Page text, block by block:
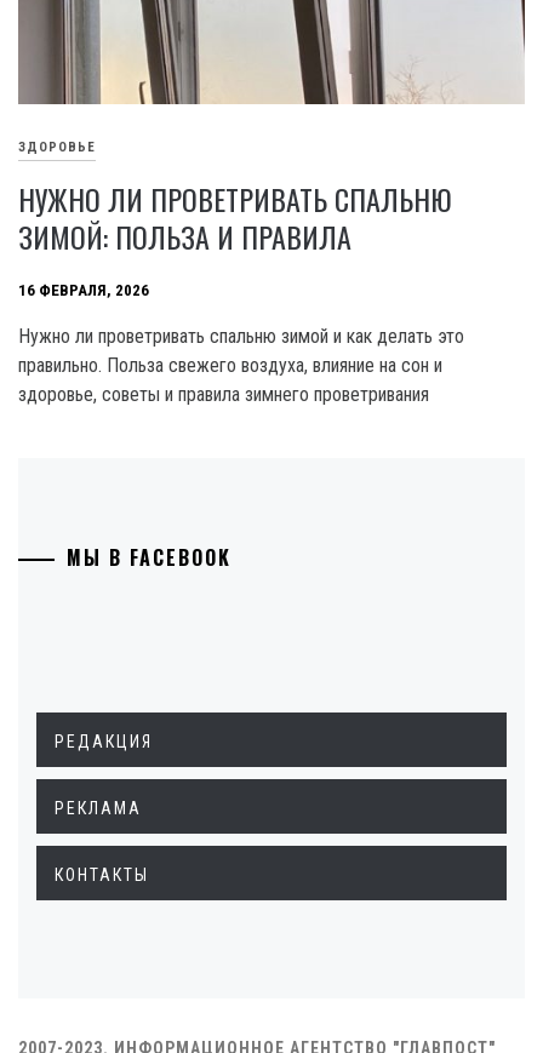
ЗДОРОВЬЕ
НУЖНО ЛИ ПРОВЕТРИВАТЬ СПАЛЬНЮ
ЗИМОЙ: ПОЛЬЗА И ПРАВИЛА
16 ФЕВРАЛЯ, 2026
Нужно ли проветривать спальню зимой и как делать это
правильно. Польза свежего воздуха, влияние на сон и
здоровье, советы и правила зимнего проветривания
МЫ В FACEBOOK
РЕДАКЦИЯ
РЕКЛАМА
КОНТАКТЫ
2007-2023. ИНФОРМАЦИОННОЕ АГЕНТСТВО "ГЛАВПОСТ"